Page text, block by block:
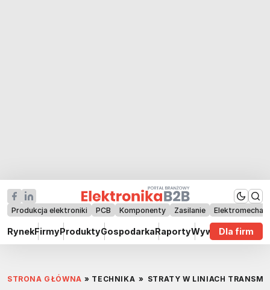
Produkcja elektroniki PCB Komponenty Zasilanie
RynekFirmyProduktyGospodarkaRaportyWywiadyDla firm
STRONA GŁÓWNA » TECHNIKA » STRATY W LINIACH